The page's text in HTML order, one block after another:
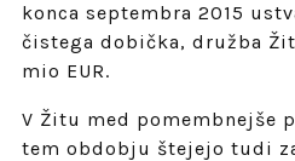
konca septembra 2015
čistega dobička, družba
mio EUR.
V Žitu med pomembnejše
tem obdobju štejejo tudi